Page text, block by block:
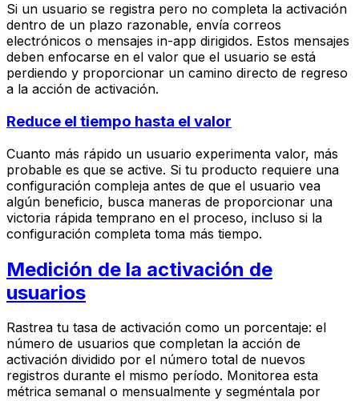
Si un usuario se registra pero no completa la activación
dentro de un plazo razonable, envía correos
electrónicos o mensajes in-app dirigidos. Estos mensajes
deben enfocarse en el valor que el usuario se está
perdiendo y proporcionar un camino directo de regreso
a la acción de activación.
Reduce el tiempo hasta el valor
Cuanto más rápido un usuario experimenta valor, más
probable es que se active. Si tu producto requiere una
configuración compleja antes de que el usuario vea
algún beneficio, busca maneras de proporcionar una
victoria rápida temprano en el proceso, incluso si la
configuración completa toma más tiempo.
Medición de la activación de
usuarios
Rastrea tu tasa de activación como un porcentaje: el
número de usuarios que completan la acción de
activación dividido por el número total de nuevos
registros durante el mismo período. Monitorea esta
métrica semanal o mensualmente y segméntala por